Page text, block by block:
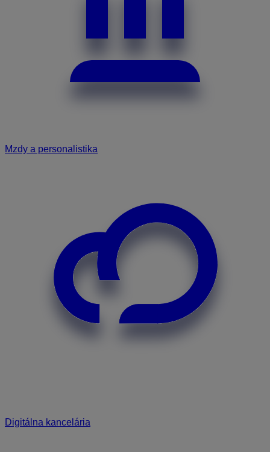
Mzdy a personalistika
Digitálna kancelária